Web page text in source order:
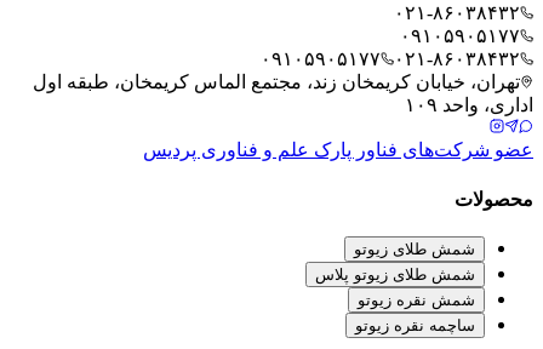
۰۲۱-۸۶۰۳۸۴۳۲
۰۹۱۰۵۹۰۵۱۷۷
۰۲۱-۸۶۰۳۸۴۳۲
۰۹۱۰۵۹۰۵۱۷۷
تهران، خیابان کریمخان زند، مجتمع الماس کریمخان، طبقه اول
اداری، واحد ۱۰۹
عضو شرکت‌های فناور پارک علم و فناوری پردیس
محصولات
شمش طلای زیوتو
شمش طلای زیوتو پلاس
شمش نقره زیوتو
ساچمه نقره زیوتو